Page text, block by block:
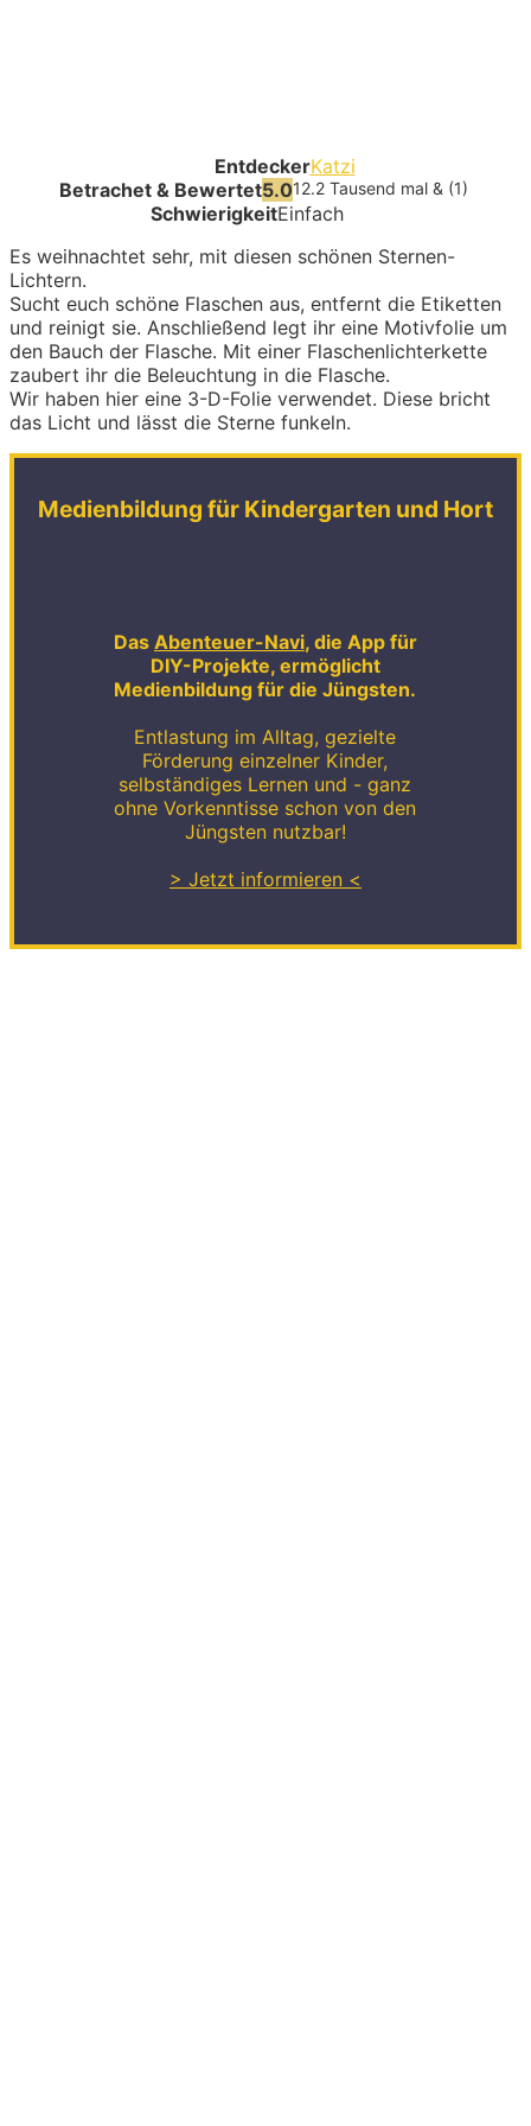
EntdeckerKatzi
Betrachet & Bewertet5.012.2 Tausend mal & (1)
SchwierigkeitEinfach
Es weihnachtet sehr, mit diesen schönen Sternen-
Lichtern.
Sucht euch schöne Flaschen aus, entfernt die Etiketten
und reinigt sie. Anschließend legt ihr eine Motivfolie um
den Bauch der Flasche. Mit einer Flaschenlichterkette
zaubert ihr die Beleuchtung in die Flasche.
Wir haben hier eine 3-D-Folie verwendet. Diese bricht
das Licht und lässt die Sterne funkeln.
Medienbildung für Kindergarten und Hort
Das Abenteuer-Navi, die App für
DIY-Projekte, ermöglicht
Medienbildung für die Jüngsten.
Entlastung im Alltag, gezielte
Förderung einzelner Kinder,
selbständiges Lernen und - ganz
ohne Vorkenntisse schon von den
Jüngsten nutzbar!
> Jetzt informieren <